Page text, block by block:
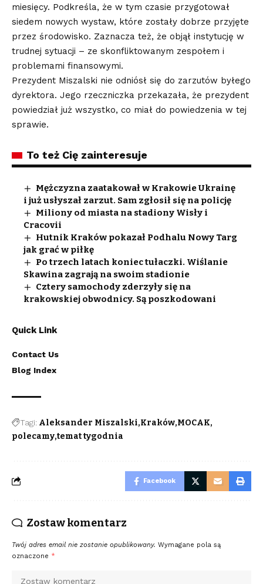
miesięcy. Podkreśla, że w tym czasie przygotował
siedem nowych wystaw, które zostały dobrze przyjęte
przez środowisko. Zaznacza też, że objął instytucję w
trudnej sytuacji – ze skonfliktowanym zespołem i
problemami finansowymi.
Prezydent Miszalski nie odniósł się do zarzutów byłego
dyrektora. Jego rzeczniczka przekazała, że prezydent
powiedział już wszystko, co miał do powiedzenia w tej
sprawie.
To też Cię zainteresuje
Mężczyzna zaatakował w Krakowie Ukrainę
i już usłyszał zarzut. Sam zgłosił się na policję
Miliony od miasta na stadiony Wisły i
Cracovii
Hutnik Kraków pokazał Podhalu Nowy Targ
jak grać w piłkę
Po trzech latach koniec tułaczki. Wiślanie
Skawina zagrają na swoim stadionie
Cztery samochody zderzyły się na
krakowskiej obwodnicy. Są poszkodowani
Quick Link
Contact Us
Blog Index
Tagi: Aleksander Miszalski Kraków MOCAK
polecamy temat tygodnia
Facebook
Zostaw komentarz
Twój adres email nie zostanie opublikowany. Wymagane pola są
oznaczone *